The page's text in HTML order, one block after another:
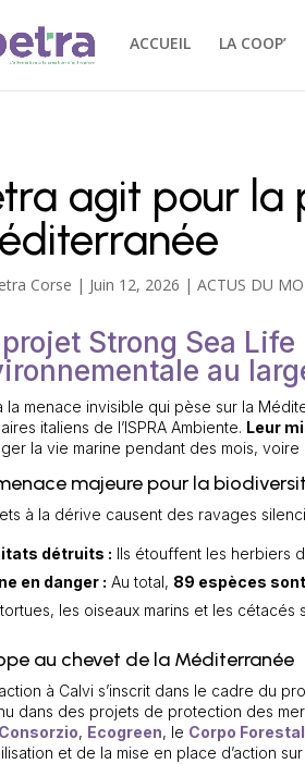
ACCUEIL LA COOP’
agit pour la
Corse | Juin 12, 2026 | ACTUS DU
Strong Sea
au
la menace invisible qui pèse sur la
italiens de l’ISPRA Ambiente. Leur
la vie marine pendant des mois, voire
majeure pour la
à la dérive causent des ravages
détruits : Ils étouffent les herbiers
en danger : Au total, 89 espèces
les oiseaux marins et les
au chevet de la Méditerranée
à Calvi s’inscrit dans le cadre du
dans des projets de protection des
, Ecogreen, le Corpo
et de la mise en place d’action